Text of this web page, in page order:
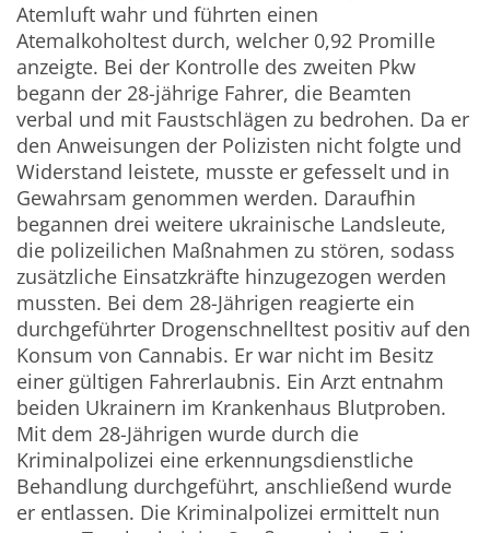
Atemluft wahr und führten einen
Atemalkoholtest durch, welcher 0,92 Promille
anzeigte. Bei der Kontrolle des zweiten Pkw
begann der 28-jährige Fahrer, die Beamten
verbal und mit Faustschlägen zu bedrohen. Da er
den Anweisungen der Polizisten nicht folgte und
Widerstand leistete, musste er gefesselt und in
Gewahrsam genommen werden. Daraufhin
begannen drei weitere ukrainische Landsleute,
die polizeilichen Maßnahmen zu stören, sodass
zusätzliche Einsatzkräfte hinzugezogen werden
mussten. Bei dem 28-Jährigen reagierte ein
durchgeführter Drogenschnelltest positiv auf den
Konsum von Cannabis. Er war nicht im Besitz
einer gültigen Fahrerlaubnis. Ein Arzt entnahm
beiden Ukrainern im Krankenhaus Blutproben.
Mit dem 28-Jährigen wurde durch die
Kriminalpolizei eine erkennungsdienstliche
Behandlung durchgeführt, anschließend wurde
er entlassen. Die Kriminalpolizei ermittelt nun